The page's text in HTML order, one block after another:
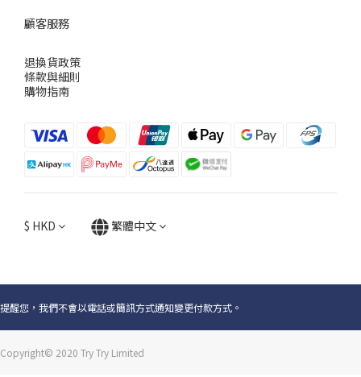
顧客服務
退換貨政策
條款與細則
購物指南
$ HKD 繁體中文
提醒您，我們不會以電話或簡訊方式通知變更付款方式。
Copyright© 2020 Try Try Limited